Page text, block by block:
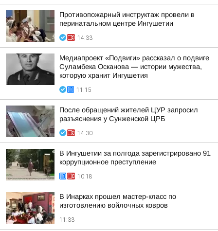
Противопожарный инструктаж провели в
перинатальном центре Ингушетии
14:33
Медиапроект «Подвиги» рассказал о подвиге
Суламбека Осканова — истории мужества,
которую хранит Ингушетия
11:15
После обращений жителей ЦУР запросил
разъяснения у Сунженской ЦРБ
14:30
В Ингушетии за полгода зарегистрировано 91
коррупционное преступление
10:18
В Инарках прошел мастер-класс по
изготовлению войлочных ковров
11:33